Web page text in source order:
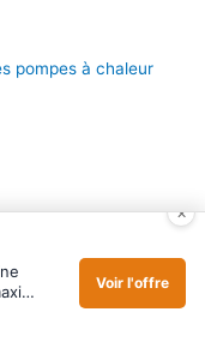
pompes à chaleur
×
Voir l'offre